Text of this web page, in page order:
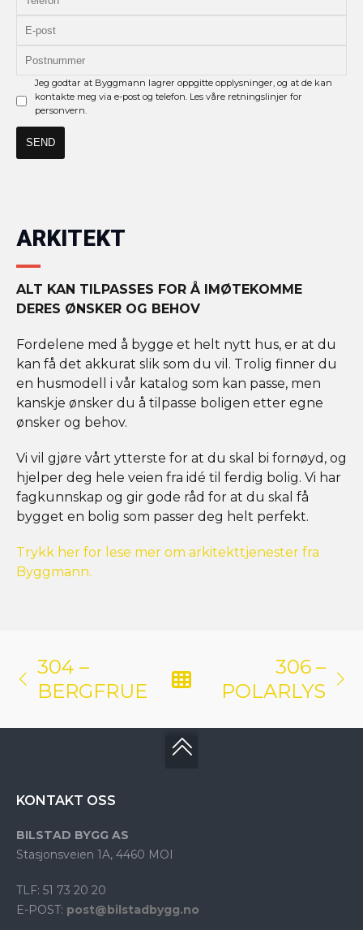
Jeg godtar at Byggmann lagrer oppgitte opplysninger, og at de kan
kontakte meg via e-post og telefon. Les våre retningslinjer for
personvern.
ARKITEKT
ALT KAN TILPASSES FOR Å IMØTEKOMME
DERES ØNSKER OG BEHOV
Fordelene med å bygge et helt nytt hus, er at du
kan få det akkurat slik som du vil. Trolig finner du
en husmodell i vår katalog som kan passe, men
kanskje ønsker du å tilpasse boligen etter egne
ønsker og behov.
Vi vil gjøre vårt ytterste for at du skal bi fornøyd, og
hjelper deg hele veien fra idé til ferdig bolig. Vi har
fagkunnskap og gir gode råd for at du skal få
bygget en bolig som passer deg helt perfekt.
Trykk her for lese mer om arkitekttjenester fra
Byggmann.
304 –
BERGFRUE
306 –
POLARLYS
KONTAKT OSS
BILSTAD BYGG AS
Stasjonsveien 1A, 4460 MOI
TLF: 51 73 20 20
E-POST: post@bilstadbygg.no